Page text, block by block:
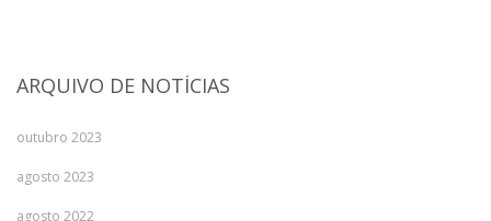
ARQUIVO DE NOTÍCIAS
outubro 2023
agosto 2023
agosto 2022